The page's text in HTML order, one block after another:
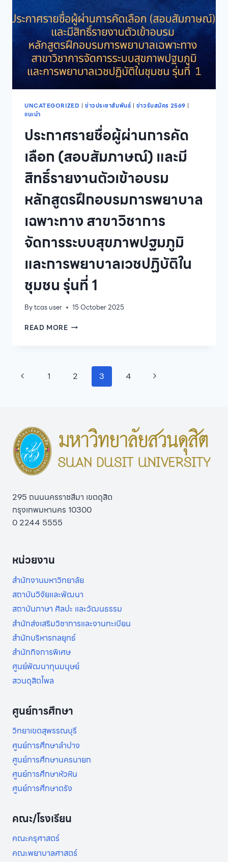
สนใจ
เข้า
ศึกษา
หลักสูตร
วิทยา
ศาสตร
บัณฑิต
ความ
ไซเบอร์
ปกติ
เวลา
UNCATEGORIZED | ข่าวประชาสัมพันธ์ | ข่าวรับสมัคร 2569 |
แนะนำ
ประกาศรายชื่อผู้ผ่านการคัด
เลือก (สอบสัมภาษณ์) และมี
สิทธิ์รายงานตัวเข้าอบรม
หลักสูตรฝึกอบรมการพยาบาล
เฉพาะทาง สาขาวิชาการ
จัดการระบบสุขภาพปฐมภูมิ
และการพยาบาลเวชปฏิบัติใน
ชุมชน รุ่นที่ 1
Bytcas user
15 October 2025
READ MOREประกาศ
การ
มี
สิทธิ์
รายงาน
ตัว
หลักสูตร
ฝึก
วิชาการ
จัดการ
ระบบ
สุขภาพ
ปฐม
และ
การ
พยาบาล
เวช
รุ่น
1
Page
Previous
1 2 3 4
Next
295 ถนนนครราชสีมา เขตดุสิต
กรุงเทพมหานคร 10300
0 2244 5555
หน่วยงาน
สำนักงานมหาวิทยาลัย
สถาบันวิจัยและพัฒนา
สถาบันภาษา ศิลปะ และวัฒนธรรม
สำนักส่งเสริมวิชาการและงานทะเบียน
สำนักบริหารกลยุทธ์
สำนักกิจการพิเศษ
ศูนย์พัฒนาทุนมนุษย์
สวนดุสิตโพล
ศูนย์การศึกษา
วิทยาเขตสุพรรณบุรี
ศูนย์การศึกษาลำปาง
ศูนย์การศึกษานครนายก
ศูนย์การศึกษาหัวหิน
ศูนย์การศึกษาตรัง
คณะ/โรงเรียน
คณะครุศาสตร์
คณะพยาบาลศาสตร์